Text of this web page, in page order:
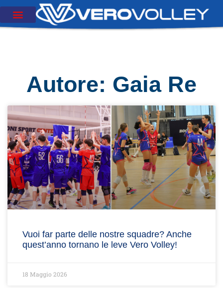
Autore: Gaia Re
Vuoi far parte delle nostre squadre? Anche
quest’anno tornano le leve Vero Volley!
18 Maggio 2026